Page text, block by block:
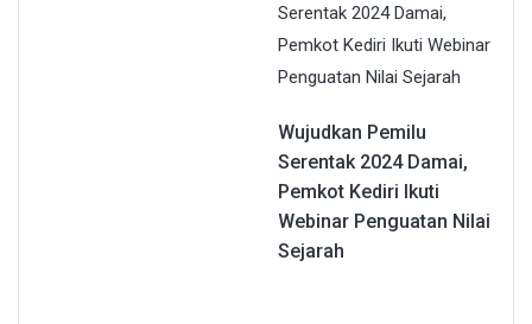
Wujudkan Pemilu
Serentak 2024 Damai,
Pemkot Kediri Ikuti
Webinar Penguatan Nilai
Sejarah